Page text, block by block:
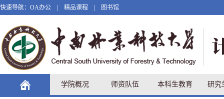
快速导航： OA办公 精品课程 图书馆
学院概况 师资队伍 本科生教育 研究